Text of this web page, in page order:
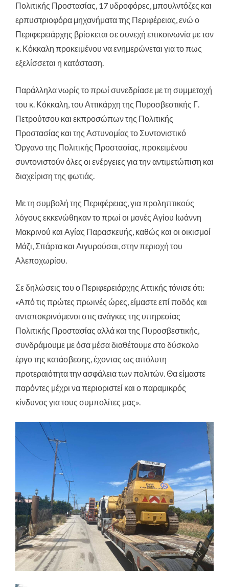
Πολιτικής Προστασίας, 17 υδροφόρες, μπουλντόζες και
ερπυστριοφόρα μηχανήματα της Περιφέρειας, ενώ ο
Περιφερειάρχης βρίσκεται σε συνεχή επικοινωνία με τον
κ. Κόκκαλη προκειμένου να ενημερώνεται για το πως
εξελίσσεται η κατάσταση.
Παράλληλα νωρίς το πρωί συνεδρίασε με τη συμμετοχή
του κ. Κόκκαλη, του Αττικάρχη της Πυροσβεστικής Γ.
Πετρούτσου και εκπροσώπων της Πολιτικής
Προστασίας και της Αστυνομίας το Συντονιστικό
Όργανο της Πολιτικής Προστασίας, προκειμένου
συντονιστούν όλες οι ενέργειες για την αντιμετώπιση και
διαχείριση της φωτιάς.
Με τη συμβολή της Περιφέρειας, για προληπτικούς
λόγους εκκενώθηκαν το πρωί οι μονές Αγίου Ιωάννη
Μακρινού και Αγίας Παρασκευής, καθώς και οι οικισμοί
Μάζι, Σπάρτα και Αιγυρούσαι, στην περιοχή του
Αλεποχωρίου.
Σε δηλώσεις του ο Περιφερειάρχης Αττικής τόνισε ότι:
«Από τις πρώτες πρωινές ώρες, είμαστε επί ποδός και
ανταποκρινόμενοι στις ανάγκες της υπηρεσίας
Πολιτικής Προστασίας αλλά και της Πυροσβεστικής,
συνδράμουμε με όσα μέσα διαθέτουμε στο δύσκολο
έργο της κατάσβεσης, έχοντας ως απόλυτη
προτεραιότητα την ασφάλεια των πολιτών. Θα είμαστε
παρόντες μέχρι να περιοριστεί και ο παραμικρός
κίνδυνος για τους συμπολίτες μας».